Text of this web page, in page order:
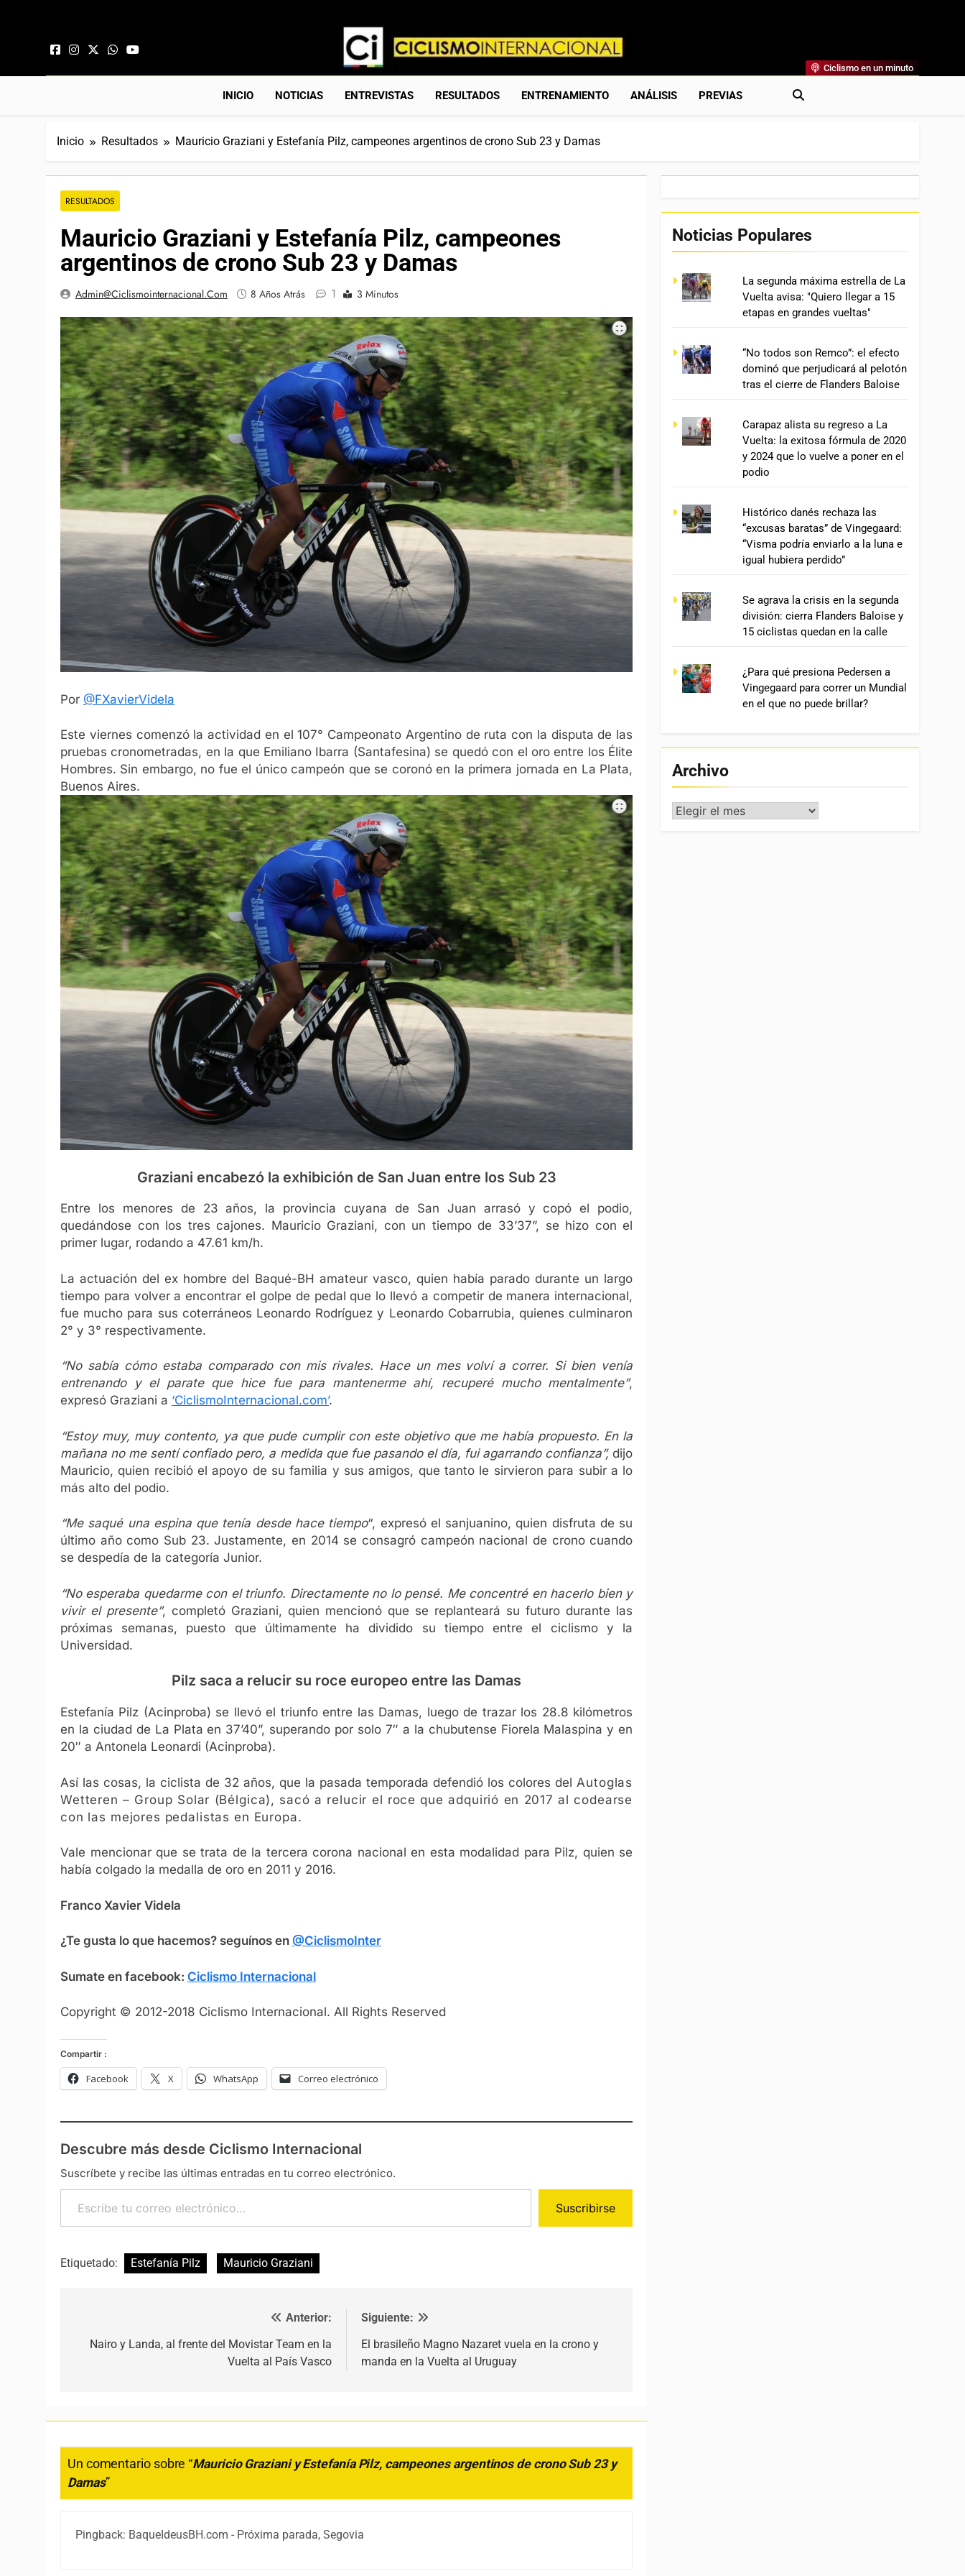
Ciclismo Internacional
Web Dedicada Al Ciclismo Mundial. Entrevistas, Análisis, Crónicas, Previas Y Más. La Web Ciclista De Referencia.
Ciclismo en un minuto
INICIO NOTICIAS ENTREVISTAS RESULTADOS ENTRENAMIENTO ANÁLISIS PREVIAS
Inicio Resultados Mauricio Graziani y Estefanía Pilz, campeones argentinos de crono Sub 23 y Damas
RESULTADOS
Mauricio Graziani y Estefanía Pilz, campeones
argentinos de crono Sub 23 y Damas
Admin@ciclismointernacional.com 8 Años Atrás 1 3 Minutos
Por @FXavierVidela
Este viernes comenzó la actividad en el 107° Campeonato Argentino de ruta con la disputa de las
pruebas cronometradas, en la que Emiliano Ibarra (Santafesina) se quedó con el oro entre los Élite
Hombres. Sin embargo, no fue el único campeón que se coronó en la primera jornada en La Plata,
Buenos Aires.
Graziani encabezó la exhibición de San Juan entre los Sub 23
Entre los menores de 23 años, la provincia cuyana de San Juan arrasó y copó el podio,
quedándose con los tres cajones. Mauricio Graziani, con un tiempo de 33’37”, se hizo con el
primer lugar, rodando a 47.61 km/h.
La actuación del ex hombre del Baqué-BH amateur vasco, quien había parado durante un largo
tiempo para volver a encontrar el golpe de pedal que lo llevó a competir de manera internacional,
fue mucho para sus coterráneos Leonardo Rodríguez y Leonardo Cobarrubia, quienes culminaron
2° y 3° respectivamente.
“No sabía cómo estaba comparado con mis rivales. Hace un mes volví a correr. Si bien venía
entrenando y el parate que hice fue para mantenerme ahí, recuperé mucho mentalmente”,
expresó Graziani a ‘CiclismoInternacional.com’.
“Estoy muy, muy contento, ya que pude cumplir con este objetivo que me había propuesto. En la
mañana no me sentí confiado pero, a medida que fue pasando el día, fui agarrando confianza”, dijo
Mauricio, quien recibió el apoyo de su familia y sus amigos, que tanto le sirvieron para subir a lo
más alto del podio.
“Me saqué una espina que tenía desde hace tiempo“, expresó el sanjuanino, quien disfruta de su
último año como Sub 23. Justamente, en 2014 se consagró campeón nacional de crono cuando
se despedía de la categoría Junior.
“No esperaba quedarme con el triunfo. Directamente no lo pensé. Me concentré en hacerlo bien y
vivir el presente”, completó Graziani, quien mencionó que se replanteará su futuro durante las
próximas semanas, puesto que últimamente ha dividido su tiempo entre el ciclismo y la
Universidad.
Pilz saca a relucir su roce europeo entre las Damas
Estefanía Pilz (Acinproba) se llevó el triunfo entre las Damas, luego de trazar los 28.8 kilómetros
en la ciudad de La Plata en 37’40”, superando por solo 7″ a la chubutense Fiorela Malaspina y en
20″ a Antonela Leonardi (Acinproba).
Así las cosas, la ciclista de 32 años, que la pasada temporada defendió los colores del Autoglas
Wetteren – Group Solar (Bélgica), sacó a relucir el roce que adquirió en 2017 al codearse
con las mejores pedalistas en Europa.
Vale mencionar que se trata de la tercera corona nacional en esta modalidad para Pilz, quien se
había colgado la medalla de oro en 2011 y 2016.
Franco Xavier Videla
¿Te gusta lo que hacemos? seguínos en @CiclismoInter
Sumate en facebook: Ciclismo Internacional
Copyright © 2012-2018 Ciclismo Internacional. All Rights Reserved
Compartir :
Facebook X WhatsApp Correo electrónico
Descubre más desde Ciclismo Internacional
Suscríbete y recibe las últimas entradas en tu correo electrónico.
Escribe tu correo electrónico…
Suscribirse
Etiquetado: Estefanía Pilz Mauricio Graziani
Anterior:
Nairo y Landa, al frente del Movistar Team en la
Vuelta al País Vasco
Siguiente:
El brasileño Magno Nazaret vuela en la crono y
manda en la Vuelta al Uruguay
Un comentario sobre “Mauricio Graziani y Estefanía Pilz, campeones argentinos de crono Sub 23 y
Damas”
Pingback: BaqueIdeusBH.com - Próxima parada, Segovia
Noticias Populares
La segunda máxima estrella de La
Vuelta avisa: "Quiero llegar a 15
etapas en grandes vueltas"
“No todos son Remco”: el efecto
dominó que perjudicará al pelotón
tras el cierre de Flanders Baloise
Carapaz alista su regreso a La
Vuelta: la exitosa fórmula de 2020
y 2024 que lo vuelve a poner en el
podio
Histórico danés rechaza las
“excusas baratas” de Vingegaard:
“Visma podría enviarlo a la luna e
igual hubiera perdido”
Se agrava la crisis en la segunda
división: cierra Flanders Baloise y
15 ciclistas quedan en la calle
¿Para qué presiona Pedersen a
Vingegaard para correr un Mundial
en el que no puede brillar?
Archivo
Archivo